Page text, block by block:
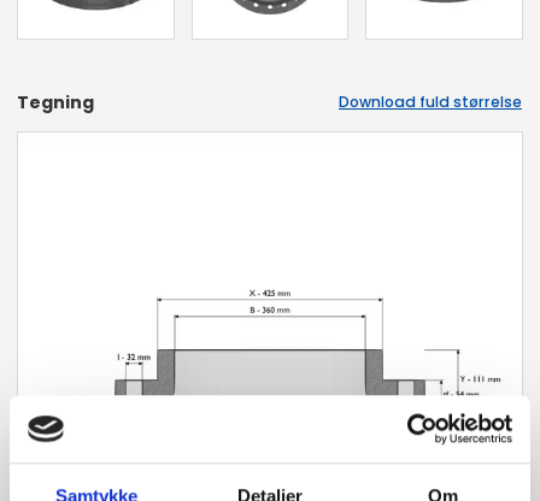
Samtykke Detaljer Om
Tegning Download fuld størrelse